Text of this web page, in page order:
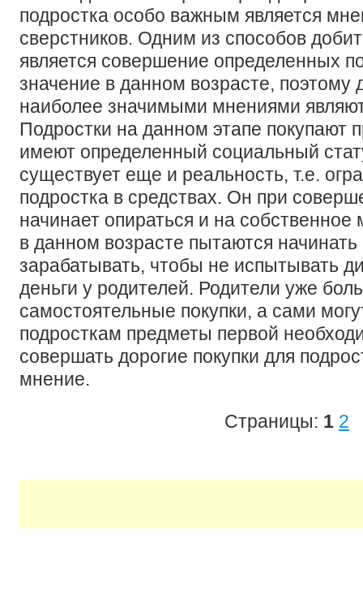
подростка особо важным является
сверстников. Одним из способов
является совершение определенных
значение в данном возрасте, поэтому
наиболее значимыми мнениями
Подростки на данном этапе покупают
имеют определенный социальный
существует еще и реальность, т.е.
подростка в средствах. Он при
начинает опираться и на
в данном возрасте пытаются
зарабатывать, чтобы не испытывать
деньги у родителей. Родители уже
самостоятельные покупки, а сами
подросткам предметы первой
совершать дорогие покупки для
мнение.
Страницы: 1 2